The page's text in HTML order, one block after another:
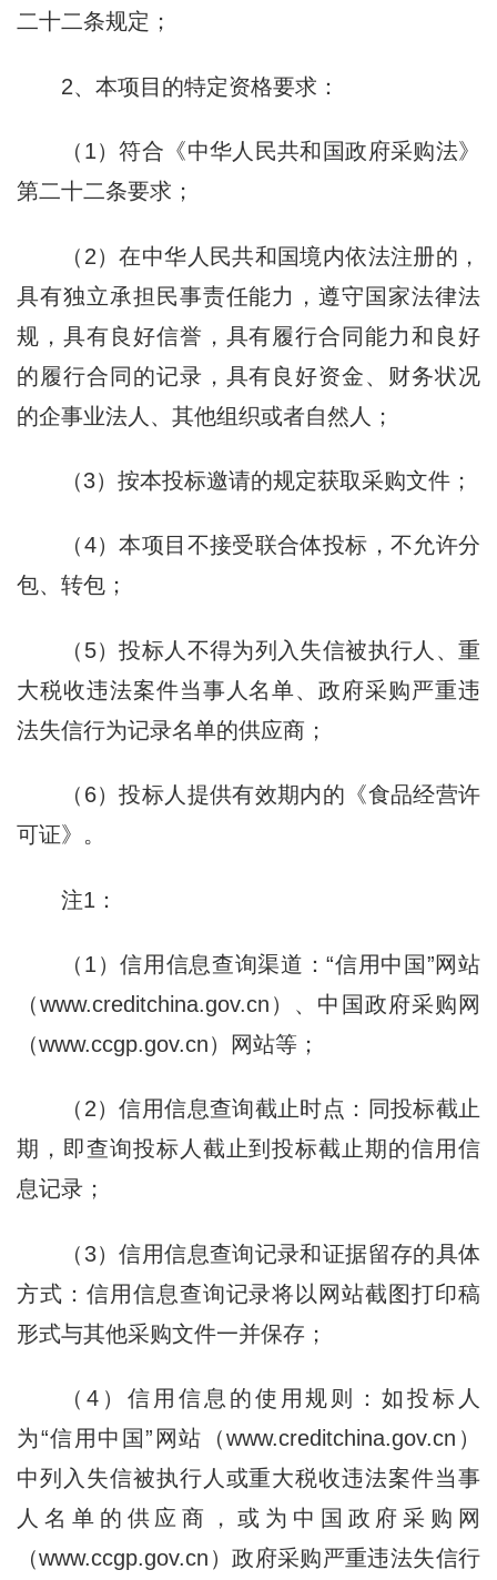
二十二条规定；
2、本项目的特定资格要求：
（1）符合《中华人民共和国政府采购法》
第二十二条要求；
（2）在中华人民共和国境内依法注册的，
具有独立承担民事责任能力，遵守国家法律法
规，具有良好信誉，具有履行合同能力和良好
的履行合同的记录，具有良好资金、财务状况
的企事业法人、其他组织或者自然人；
（3）按本投标邀请的规定获取采购文件；
（4）本项目不接受联合体投标，不允许分
包、转包；
（5）投标人不得为列入失信被执行人、重
大税收违法案件当事人名单、政府采购严重违
法失信行为记录名单的供应商；
（6）投标人提供有效期内的《食品经营许
可证》。
注1：
（1）信用信息查询渠道：“信用中国”网站
（www.creditchina.gov.cn）、中国政府采购网
（www.ccgp.gov.cn）网站等；
（2）信用信息查询截止时点：同投标截止
期，即查询投标人截止到投标截止期的信用信
息记录；
（3）信用信息查询记录和证据留存的具体
方式：信用信息查询记录将以网站截图打印稿
形式与其他采购文件一并保存；
（4）信用信息的使用规则：如投标人
为“信用中国”网站（www.creditchina.gov.cn）
中列入失信被执行人或重大税收违法案件当事
人名单的供应商，或为中国政府采购网
（www.ccgp.gov.cn）政府采购严重违法失信行